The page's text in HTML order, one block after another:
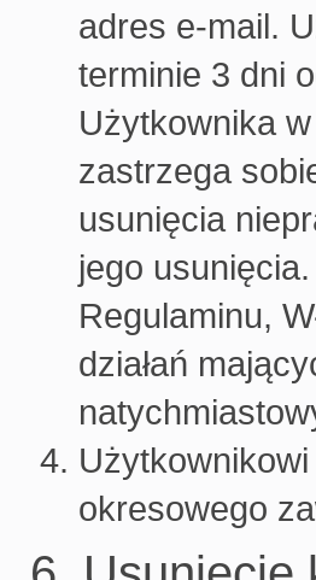
adres e-mail.
terminie 3 dni
Użytkownika
zastrzega
usunięcia
jego
Regulaminu,
działań
okresowego